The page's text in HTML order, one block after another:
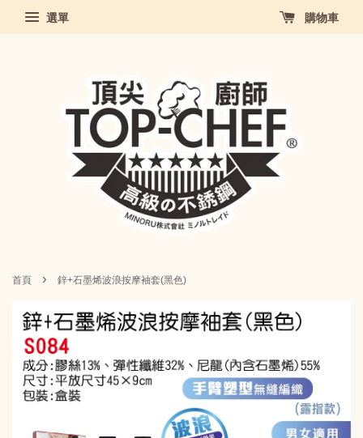
選單 購物車
首頁 › 鋅+石墨烯波浪按摩袖套(黑色)